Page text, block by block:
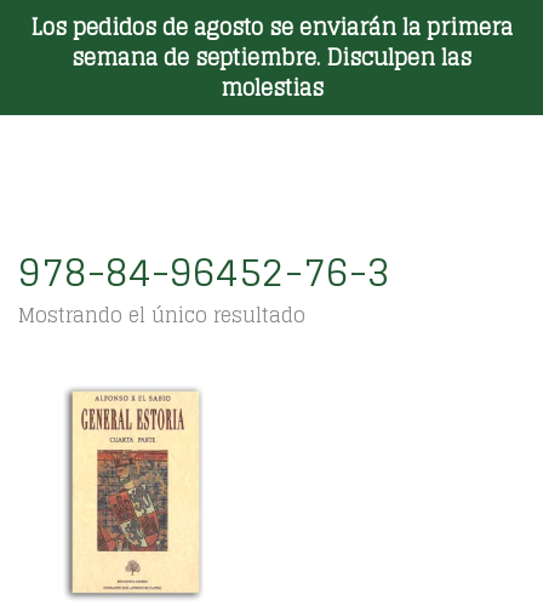
Los pedidos de agosto se enviarán la primera
semana de septiembre. Disculpen las
molestias
Toggle Menu
978-84-96452-76-3
Mostrando el único resultado